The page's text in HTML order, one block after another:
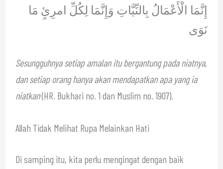
إِنَّمَا الْأَعْمَالُ بِالنِّيَّاتِ وَإِنَّمَا لِكُلِّ امرِئٍ مَا
نَوَى
Sesungguhnya setiap amalan itu bergantung pada niatnya,
dan setiap orang hanya akan mendapatkan apa yang ia
niatkan(HR. Bukhari no. 1 dan Muslim no. 1907).
Allah Tidak Melihat Rupa Melainkan Hati
Di samping itu, kita perlu mengingat dengan baik